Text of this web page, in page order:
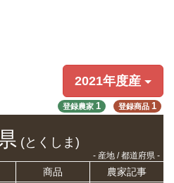
2021年度産
登録農家 1 登録商品 1
(とくしま)
- 産地 / 都道府県 -
商品
農家記事